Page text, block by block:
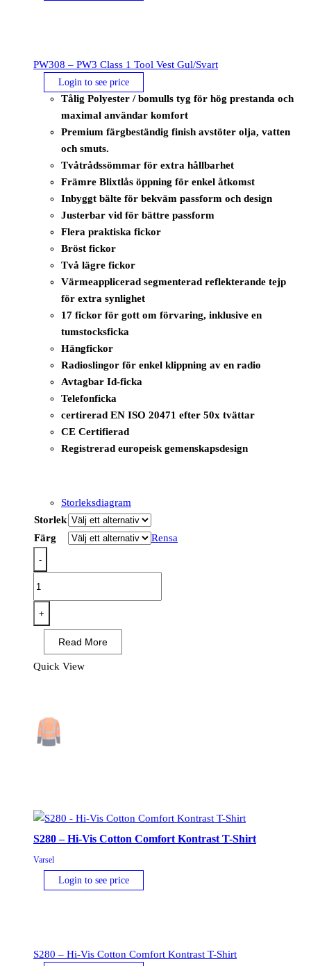
PW308 – PW3 Class 1 Tool Vest Gul/Svart
Login to see price
Tålig Polyester / bomulls tyg för hög prestanda och
maximal användar komfort
Premium färgbeständig finish avstöter olja, vatten
och smuts.
Tvåtrådssömmar för extra hållbarhet
Främre Blixtlås öppning för enkel åtkomst
Inbyggt bälte för bekväm passform och design
Justerbar vid för bättre passform
Flera praktiska fickor
Bröst fickor
Två lägre fickor
Värmeapplicerad segmenterad reflekterande tejp
för extra synlighet
17 fickor för gott om förvaring, inklusive en
tumstocksficka
Hängfickor
Radioslingor för enkel klippning av en radio
Avtagbar Id-ficka
Telefonficka
certirerad EN ISO 20471 efter 50x tvättar
CE Certifierad
Registrerad europeisk gemenskapsdesign
Storleksdiagram
Storlek
Färg
Rensa
-
PW3
Class
Tool
+
Read More
Quick View
S280 – Hi-Vis Cotton Comfort Kontrast T-Shirt
Varsel
Login to see price
S280 – Hi-Vis Cotton Comfort Kontrast T-Shirt